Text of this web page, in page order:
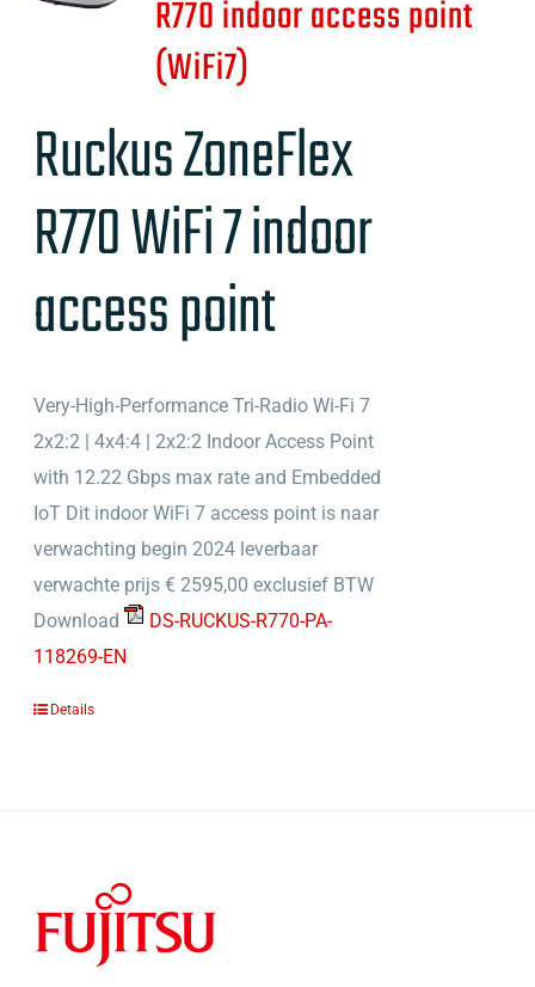
R770 indoor access point
(WiFi7)
Ruckus ZoneFlex
R770WiFi 7 indoor
access point
Very-High-Performance Tri-Radio Wi-Fi 7
2x2:2 | 4x4:4 | 2x2:2 Indoor Access Point
with 12.22 Gbps max rate and Embedded
IoT Dit indoor WiFi 7 access point is naar
verwachting begin 2024 leverbaar
verwachte prijs € 2595,00 exclusief BTW
Download
DS-RUCKUS-R770-PA-
118269-EN
Details